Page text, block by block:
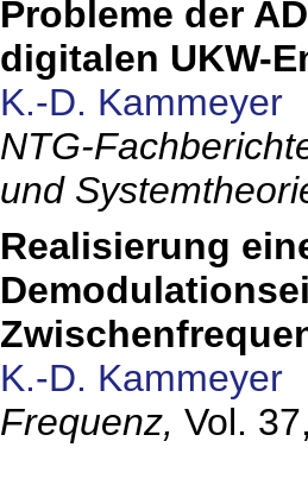
Probleme der
digitalen UKW-
K.-D. Kammeyer
NTG-
und
Realisierung
K.-D. Kammeyer
Frequenz, Vol.